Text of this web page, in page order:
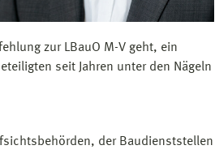
zur LBauO M-V geht, ein
seit Jahren unter den Nägeln
der Baudienststellen